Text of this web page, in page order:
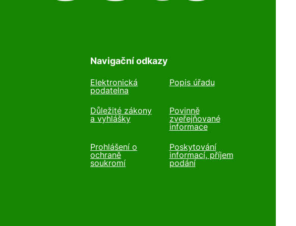
Navigační odkazy
Elektronická
podatelna
Popis úřadu
Důležité zákony
a vyhlášky
Povinně
zveřejňované
informace
Prohlášení o
ochraně
soukromí
Poskytování
informací, příjem
podání